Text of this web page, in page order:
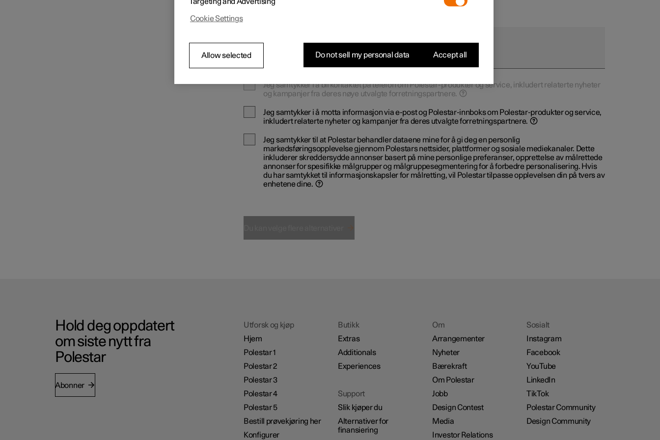
Jeg samtykker i å bli kontaktet på telefon om Polestar-produkter og service, inkludert relaterte nyheter
og kampanjer fra deres nøye utvalgte forretningspartnere.
Jeg samtykker i å motta informasjon via e-post og Polestar-innboks om Polestar-produkter og service,
inkludert relaterte nyheter og kampanjer fra deres utvalgte forretningspartnere.
Jeg samtykker til at Polestar behandler dataene mine for å gi deg en personlig
markedsføringsopplevelse gjennom Polestars nettsider, plattformer og sosiale mediekanaler. Dette
inkluderer skreddersydde annonser basert på mine personlige preferanser, opprettelse av målrettede
annonser for spesifikke målgrupper og målgruppesegmentering for å forbedre personalisering. Hvis
du har samtykket til informasjonskapsler for målretting, vil Polestar tilpasse opplevelsen din på tvers av
enhetene dine.
Hold deg oppdatert
om siste nytt fra
Polestar
Abonner
Utforsk og kjøp
Hjem
Polestar 1
Polestar 2
Polestar 3
Polestar 4
Polestar 5
Bestill prøvekjøring her
Konfigurer
Butikk
Extras
Additionals
Experiences
Support
Slik kjøper du
Alternativer for
finansiering
Om
Arrangementer
Nyheter
Bærekraft
Om Polestar
Jobb
Design Contest
Media
Investor Relations
Sosialt
Instagram
Facebook
YouTube
LinkedIn
TikTok
Polestar Community
Design Community
Cookie Settings
Allow selected Do not sell my personal data Accept all